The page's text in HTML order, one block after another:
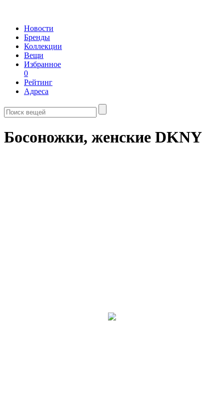
Новости
Бренды
Коллекции
Вещи
Избранное
0
Рейтинг
Адреса
Босоножки, женские DKNY